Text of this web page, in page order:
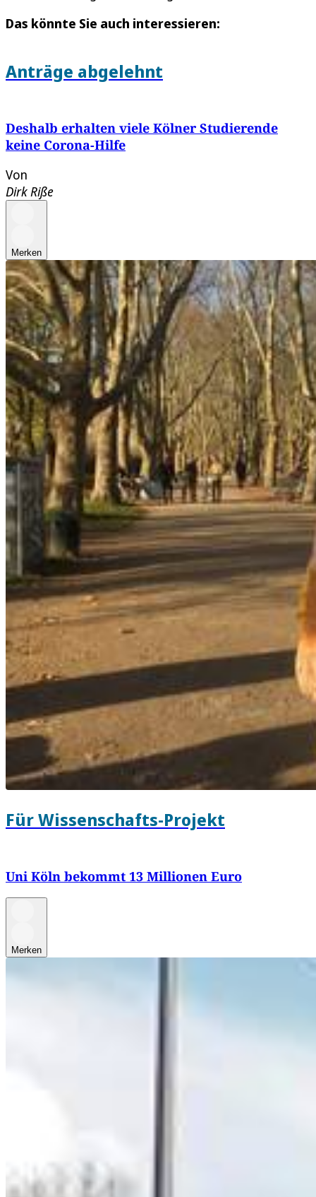
Das könnte Sie auch interessieren:
Anträge abgelehnt
Deshalb erhalten viele Kölner Studierende
keine Corona-Hilfe
Von
Dirk Riße
Merken
Für Wissenschafts-Projekt
Uni Köln bekommt 13 Millionen Euro
Merken